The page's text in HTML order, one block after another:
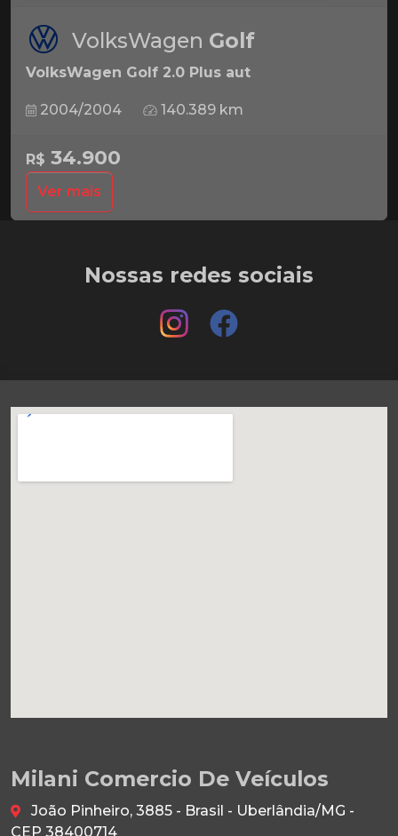
VolksWagen Golf
VolksWagen Golf 2.0 Plus aut
2004/2004 140.389 km
R$ 34.900
Ver mais
Nossas redes sociais
Milani Comercio De Veículos
João Pinheiro, 3885 - Brasil - Uberlândia/MG -
CEP 38400714